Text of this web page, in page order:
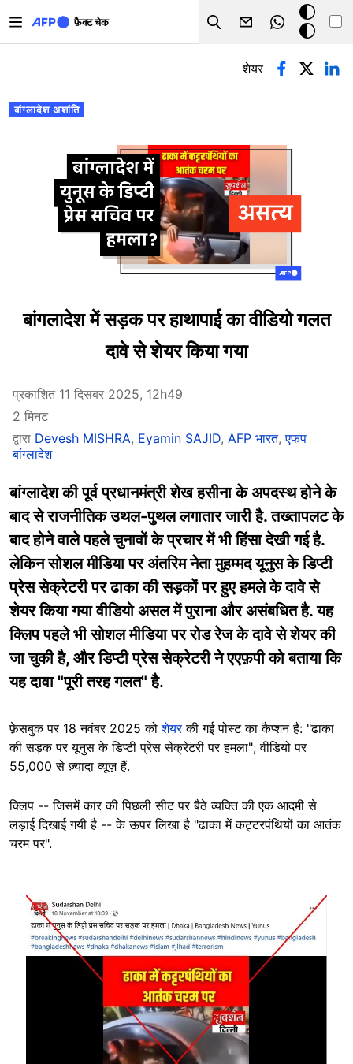
फ़ैक्ट चेक
Search
डार्क
मोड
प्राथमिक टैब्स
बांग्लादेश अशांति
शेयर
बांगलादेश में सड़क पर हाथापाई का वीडियो गलत
दावे से शेयर किया गया
प्रकाशित 11 दिसंबर 2025, 12h49
2 मिनट
द्वारा Devesh MISHRA, Eyamin SAJID, AFP भारत,एफप
बांग्लादेश
बांग्लादेश की पूर्व प्रधानमंत्री शेख हसीना के अपदस्थ होने के
बाद से राजनीतिक उथल-पुथल लगातार जारी है. तख्तापलट के
बाद होने वाले पहले चुनावों के प्रचार में भी हिंसा देखी गई है.
लेकिन सोशल मीडिया पर अंतरिम नेता मुहम्मद यूनुस के डिप्टी
प्रेस सेक्रेटरी पर ढाका की सड़कों पर हुए हमले के दावे से
शेयर किया गया वीडियो असल में पुराना और असंबधित है. यह
क्लिप पहले भी सोशल मीडिया पर रोड रेज के दावे से शेयर की
जा चुकी है, और डिप्टी प्रेस सेक्रेटरी ने एएफ़पी को बताया कि
यह दावा "पूरी तरह गलत" है.
फ़ेसबुक पर 18 नवंबर 2025 कोशेयरकी गई पोस्ट का कैप्शन है: "ढाका
की सड़क पर यूनुस के डिप्टी प्रेस सेक्रेटरी पर हमला"; वीडियो पर
55,000 से ज़्यादा व्यूज़ हैं.
क्लिप -- जिसमें कार की पिछली सीट पर बैठे व्यक्ति की एक आदमी से
लड़ाई दिखाई गयी है -- के ऊपर लिखा है "ढाका में कट्टरपंथियों का आतंक
चरम पर".
Image